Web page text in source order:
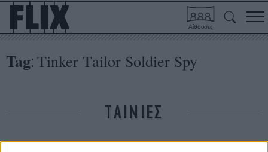
Αίθουσες
Tag: Τinker Τailor Soldier Spy
ΤΑΙΝΙΕΣ